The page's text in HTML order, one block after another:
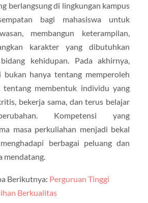
berlangsung di lingkungan kampus
bagi mahasiswa untuk
membangun keterampilan,
karakter yang dibutuhkan
kehidupan. Pada akhirnya,
bukan hanya tentang memperoleh
tentang membentuk individu yang
bekerja sama, dan terus belajar
Kompetensi yang
masa perkuliahan menjadi bekal
berbagai peluang dan
mendatang.
Berikutnya: Perguruan Tinggi
Berkualitas